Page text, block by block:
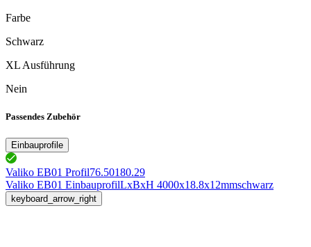
Farbe
Schwarz
XL Ausführung
Nein
Passendes Zubehör
Einbauprofile
Valiko EB01 Profil76.50180.29
Valiko EB01 EinbauprofilLxBxH 4000x18.8x12mmschwarz
keyboard_arrow_right